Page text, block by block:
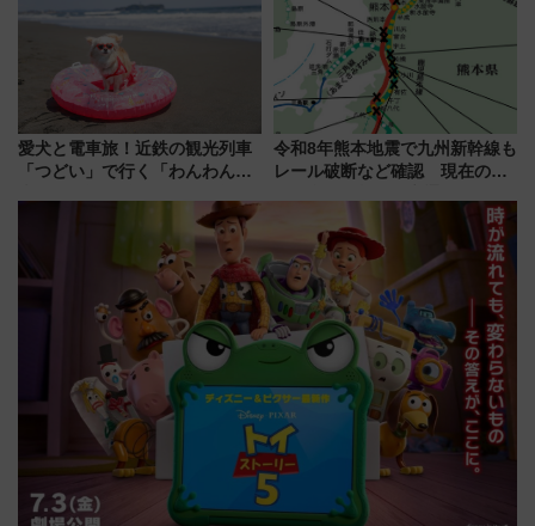
う！
愛犬と電車旅！近鉄の観光列車
「つどい」で行く「わんわん列
令和8年熊本地震で九州新幹線も
レール破断など確認 現在の運